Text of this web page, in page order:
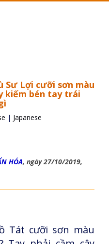
Sư Lợi cưỡi sơn màu
kiếm bén tay trái
| Japanese
HÓA, ngày 27/10/2019,
Tát cưỡi sơn màu